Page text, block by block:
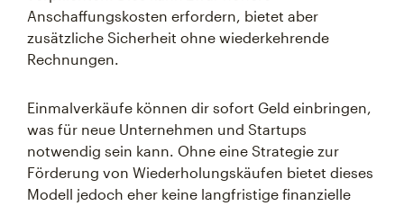
Anschaffungskosten erfordern, bietet aber
zusätzliche Sicherheit ohne wiederkehrende
Rechnungen.
Einmalverkäufe können dir sofort Geld einbringen,
was für neue Unternehmen und Startups
notwendig sein kann. Ohne eine Strategie zur
Förderung von Wiederholungskäufen bietet dieses
Modell jedoch eher keine langfristige finanzielle